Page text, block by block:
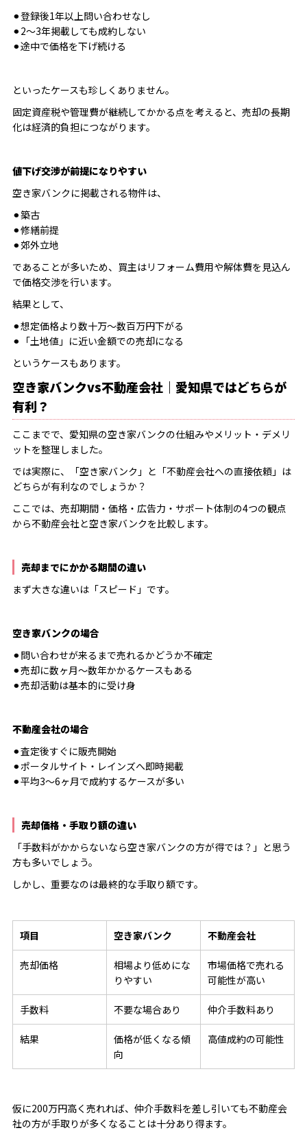
⚫︎登録後1年以上問い合わせなし
⚫︎2〜3年掲載しても成約しない
⚫︎途中で価格を下げ続ける
といったケースも珍しくありません。
固定資産税や管理費が継続してかかる点を考えると、売却の長期
化は経済的負担につながります。
値下げ交渉が前提になりやすい
空き家バンクに掲載される物件は、
⚫︎築古
⚫︎修繕前提
⚫︎郊外立地
であることが多いため、買主はリフォーム費用や解体費を見込ん
で価格交渉を行います。
結果として、
⚫︎想定価格より数十万〜数百万円下がる
⚫︎「土地値」に近い金額での売却になる
というケースもあります。
空き家バンクvs不動産会社｜愛知県ではどちらが
有利？
ここまでで、愛知県の空き家バンクの仕組みやメリット・デメリ
ットを整理しました。
では実際に、「空き家バンク」と「不動産会社への直接依頼」は
どちらが有利なのでしょうか？
ここでは、売却期間・価格・広告力・サポート体制の4つの観点
から不動産会社と空き家バンクを比較します。
売却までにかかる期間の違い
まず大きな違いは「スピード」です。
空き家バンクの場合
⚫︎問い合わせが来るまで売れるかどうか不確定
⚫︎売却に数ヶ月〜数年かかるケースもある
⚫︎売却活動は基本的に受け身
不動産会社の場合
⚫︎査定後すぐに販売開始
⚫︎ポータルサイト・レインズへ即時掲載
⚫︎平均3〜6ヶ月で成約するケースが多い
売却価格・手取り額の違い
「手数料がかからないなら空き家バンクの方が得では？」と思う
方も多いでしょう。
しかし、重要なのは最終的な手取り額です。
項目 空き家バンク 不動産会社
売却価格
相場より低めにな
りやすい
市場価格で売れる
可能性が高い
手数料 不要な場合あり 仲介手数料あり
結果
価格が低くなる傾
向
高値成約の可能性
仮に200万円高く売れれば、仲介手数料を差し引いても不動産会
社の方が手取りが多くなることは十分あり得ます。